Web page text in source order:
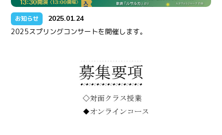
お知らせ 2025.01.24
2025スプリングコンサートを開催します。